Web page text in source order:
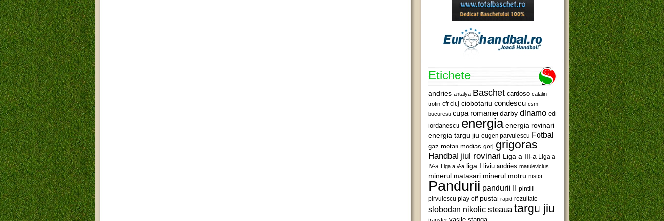
Etichete
andries antalya Baschet cardoso catalin
trofin cfr cluj ciobotariu condescu csm
bucuresti cupa romaniei darby dinamo edi
iordanescu energia energia rovinari
energia targu jiu eugen parvulescu Fotbal
gaz metan medias gorj grigoras
Handbal jiul rovinari Liga a III-a Liga a
IV-a Liga a V-a liga I liviu andries matulevicius
minerul matasari minerul motru nistor
Pandurii pandurii II pintilii
pirvulescu play-off pustai rapid rezultate
slobodan nikolic steaua targu jiu
transfer vasile stanga